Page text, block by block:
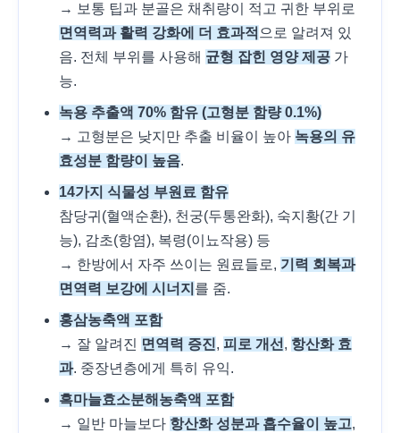
→ 보통 팁과 분골은 채취량이 적고 귀한 부위로
면역력과 활력 강화에 더 효과적 으로 알려져 있
음. 전체 부위를 사용해 균형 잡힌 영양 제공 가
능.
녹용 추출액 70% 함유 (고형분 함량 0.1%)
→ 고형분은 낮지만 추출 비율이 높아 녹용의 유
효성분 함량이 높음.
14가지 식물성 부원료 함유
참당귀(혈액순환), 천궁(두통완화), 숙지황(간 기
능), 감초(항염), 복령(이뇨작용) 등
→ 한방에서 자주 쓰이는 원료들로, 기력 회복과
면역력 보강에 시너지 를 줌.
홍삼농축액 포함
→ 잘 알려진 면역력 증진, 피로 개선 , 항산화 효
과. 중장년층에게 특히 유익.
흑마늘효소분해농축액 포함
→ 일반 마늘보다 항산화 성분과 흡수율이 높고,